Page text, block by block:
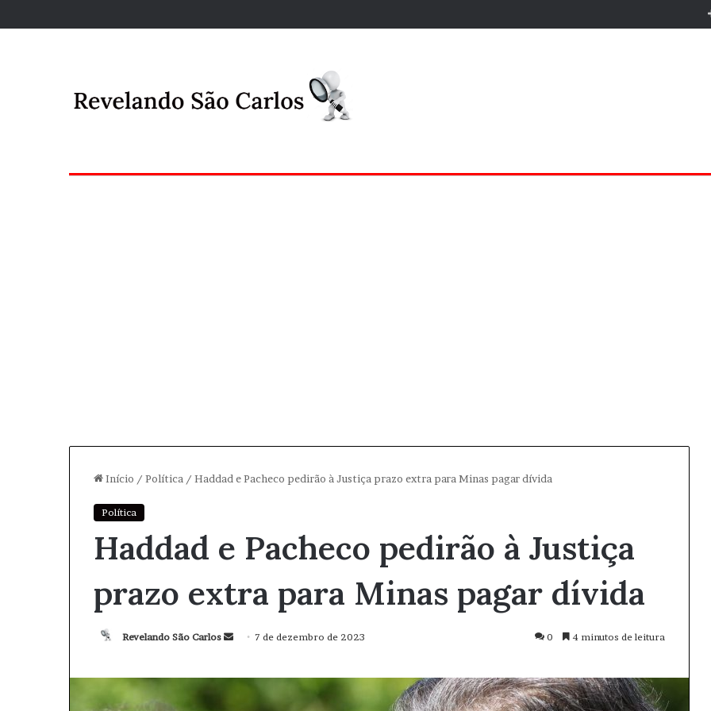
Início / Política / Haddad e Pacheco pedirão à Justiça prazo extra para Minas pagar dívida
Política
Haddad e Pacheco pedirão à Justiça
prazo extra para Minas pagar dívida
Revelando São Carlos 7 de dezembro de 2023 0 4 minutos de leitura